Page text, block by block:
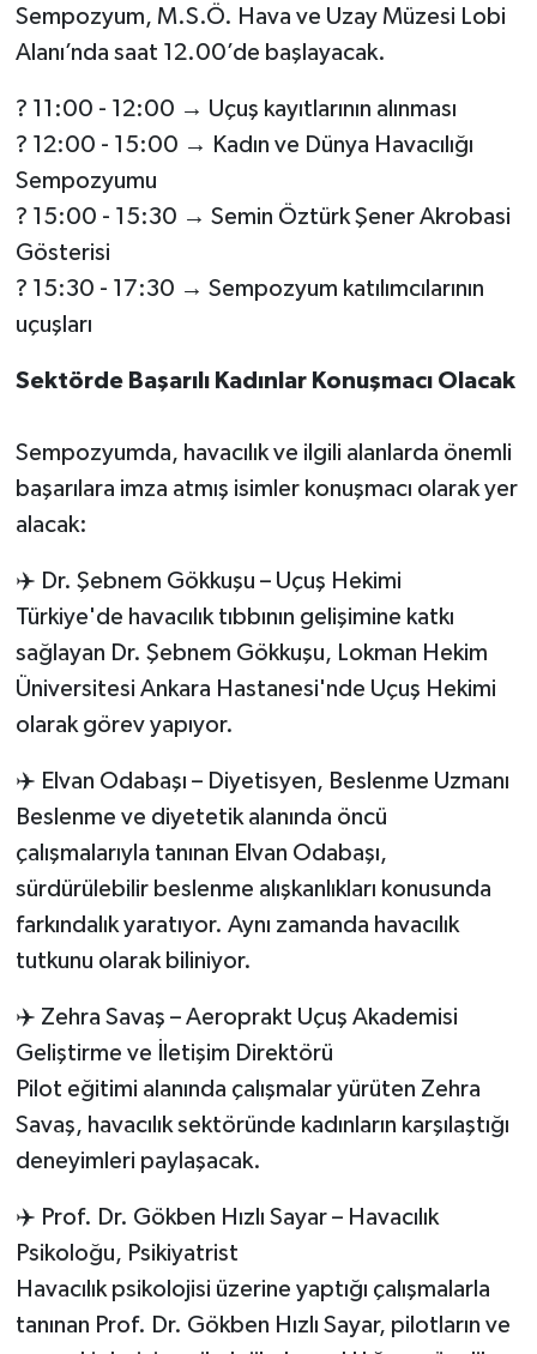
Sempozyum, M.S.Ö. Hava ve Uzay Müzesi Lobi
Alanı’nda saat 12.00’de başlayacak.
? 11:00 - 12:00 → Uçuş kayıtlarının alınması
? 12:00 - 15:00 → Kadın ve Dünya Havacılığı
Sempozyumu
? 15:00 - 15:30 → Semin Öztürk Şener Akrobasi
Gösterisi
? 15:30 - 17:30 → Sempozyum katılımcılarının
uçuşları
Sektörde Başarılı Kadınlar Konuşmacı Olacak
Sempozyumda, havacılık ve ilgili alanlarda önemli
başarılara imza atmış isimler konuşmacı olarak yer
alacak:
✈️ Dr. Şebnem Gökkuşu – Uçuş Hekimi
Türkiye'de havacılık tıbbının gelişimine katkı
sağlayan Dr. Şebnem Gökkuşu, Lokman Hekim
Üniversitesi Ankara Hastanesi'nde Uçuş Hekimi
olarak görev yapıyor.
✈️ Elvan Odabaşı – Diyetisyen, Beslenme Uzmanı
Beslenme ve diyetetik alanında öncü
çalışmalarıyla tanınan Elvan Odabaşı,
sürdürülebilir beslenme alışkanlıkları konusunda
farkındalık yaratıyor. Aynı zamanda havacılık
tutkunu olarak biliniyor.
✈️ Zehra Savaş – Aeroprakt Uçuş Akademisi
Geliştirme ve İletişim Direktörü
Pilot eğitimi alanında çalışmalar yürüten Zehra
Savaş, havacılık sektöründe kadınların karşılaştığı
deneyimleri paylaşacak.
✈️ Prof. Dr. Gökben Hızlı Sayar – Havacılık
Psikoloğu, Psikiyatrist
Havacılık psikolojisi üzerine yaptığı çalışmalarla
tanınan Prof. Dr. Gökben Hızlı Sayar, pilotların ve